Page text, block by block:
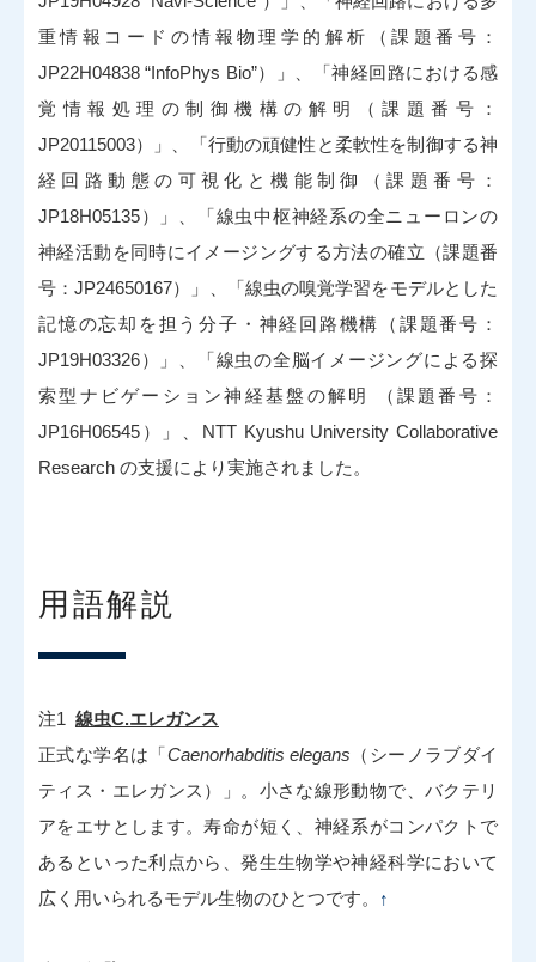
重情報コードの情報物理学的解析（課題番号：
JP22H04838 “InfoPhys Bio”）」、「神経回路における感
覚情報処理の制御機構の解明（課題番号：
JP20115003）」、「行動の頑健性と柔軟性を制御する神
経回路動態の可視化と機能制御（課題番号：
JP18H05135）」、「線虫中枢神経系の全ニューロンの
神経活動を同時にイメージングする方法の確立（課題番
号：JP24650167）」、「線虫の嗅覚学習をモデルとした
記憶の忘却を担う分子・神経回路機構（課題番号：
JP19H03326）」、「線虫の全脳イメージングによる探
索型ナビゲーション神経基盤の解明 （課題番号：
JP16H06545）」、NTT Kyushu University Collaborative
Research の支援により実施されました。
用語解説
注1 線虫C.エレガンス
正式な学名は「Caenorhabditis elegans （シーノラブダイ
ティス・エレガンス）」。小さな線形動物で、バクテリ
アをエサとします。寿命が短く、神経系がコンパクトで
あるといった利点から、発生生物学や神経科学において
広く用いられるモデル生物のひとつです。
↑